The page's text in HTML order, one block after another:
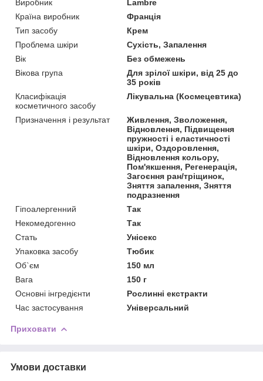
Виробник
Lambre
Країна виробник
Франція
Тип засобу
Крем
Проблема шкіри
Сухість, Запалення
Вік
Без обмежень
Вікова група
Для зрілої шкіри, від 25 до
35 років
Класифікація
косметичного засобу
Лікувальна (Космецевтика)
Призначення і результат
Живлення, Зволоження,
Відновлення, Підвищення
пружності і еластичності
шкіри, Оздоровлення,
Відновлення кольору,
Пом'якшення, Регенерація,
Загоєння ран/тріщинок,
Зняття запалення, Зняття
подразнення
Гіпоалергенний
Так
Некомедогенно
Так
Стать
Унісекс
Упаковка засобу
Тюбик
Об`єм
150 мл
Вага
150 г
Основні інгредієнти
Рослинні екстракти
Час застосування
Універсальний
Приховати
Умови доставки